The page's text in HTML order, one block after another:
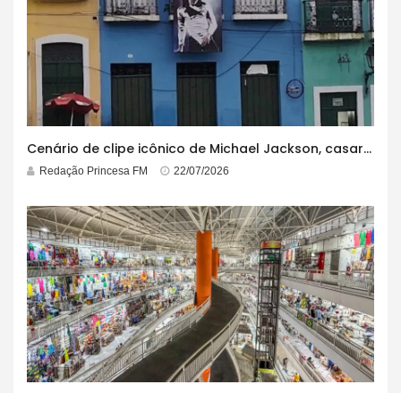
Cenário de clipe icônico de Michael Jackson, casarão azul no centro do Pelourinho enfrenta ordem de desocupação
Redação Princesa FM 22/07/2026